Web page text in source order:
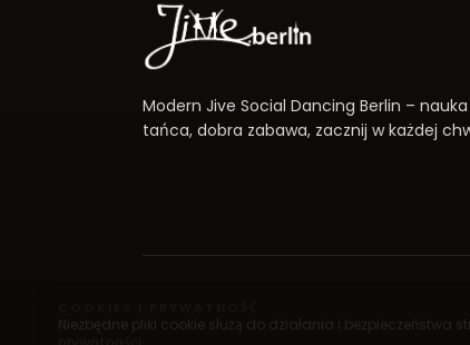
Modern Jive Social Dancing Berlin – nauka
tańca, dobra zabawa, zacznij w każdej
Niezbędne pliki cookie służą do działania i